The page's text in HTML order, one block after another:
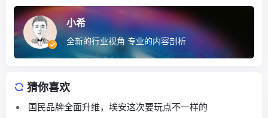
小希
全新的行业视角 专业的内容剖析
猜你喜欢
国民品牌全面升维，埃安这次要玩点不一样的